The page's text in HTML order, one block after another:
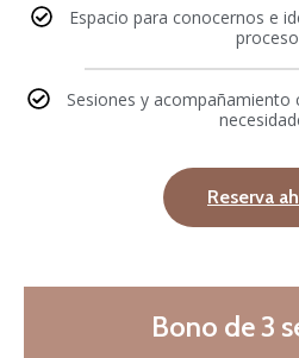
Espacio para conocernos e
proceso
Sesiones y
Reserva
Bono de 3